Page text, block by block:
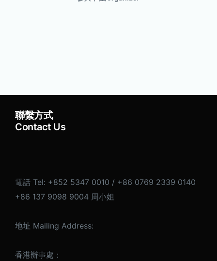
聯繫方式
Contact Us
電話 Tel: +852 5347 0010 / +86 0769 2339 0140
+86 137 9098 9004 周小姐
地址 Mailing Address:
香港辦事處：